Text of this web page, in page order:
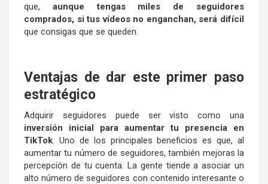
que, aunque tengas miles de seguidores
comprados, si tus vídeos no enganchan, será difícil
que consigas que se queden.
Ventajas de dar este primer paso
estratégico
Adquirir seguidores puede ser visto como una
inversión inicial para aumentar tu presencia en
TikTok. Uno de los principales beneficios es que, al
aumentar tu número de seguidores, también mejoras la
percepción de tu cuenta. La gente tiende a asociar un
alto número de seguidores con contenido interesante o